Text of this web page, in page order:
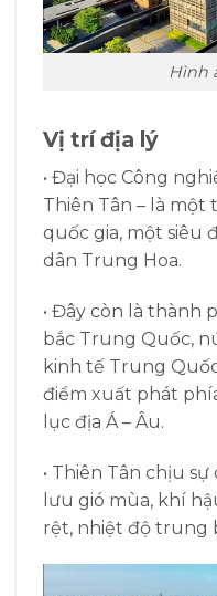
Hình
Vị trí địa lý
• Đại học Công
Thiên Tân – là
quốc gia, một siêu
dân Trung Hoa.
• Đây còn là thành
bắc Trung Quốc,
kinh tế Trung
điểm xuất phát
lục địa Á – Âu.
• Thiên Tân chịu
lưu gió mùa, khí
rệt, nhiệt độ trung